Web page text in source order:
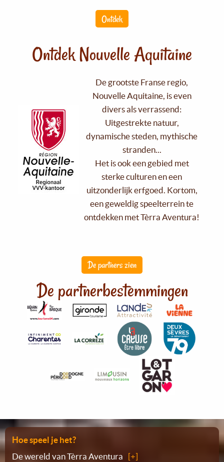
Ontdek
Ontdek Nouvelle Aquitaine
De grootste Franse regio,
Nouvelle Aquitaine, is even
divers als verrassend:
Uitgestrekte natuur,
dynamische steden, mythische
stranden...
Het is ook een gebied met
sterke culturen en een
uitzonderlijk erfgoed. Kortom,
een geweldig speelterrein te
ontdekken met Tèrra Aventura!
De partners zien
De partnerbestemmingen
Plattegrond
Hoe speel je het?
De wereld van Tèrra Aventura